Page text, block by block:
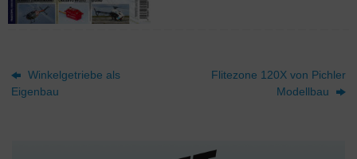
Winkelgetriebe als
Eigenbau
Flitezone 120X von Pichler
Modellbau